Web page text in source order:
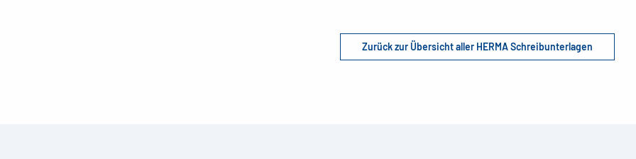
Zurück zur Übersicht aller HERMA Schreibunterlagen